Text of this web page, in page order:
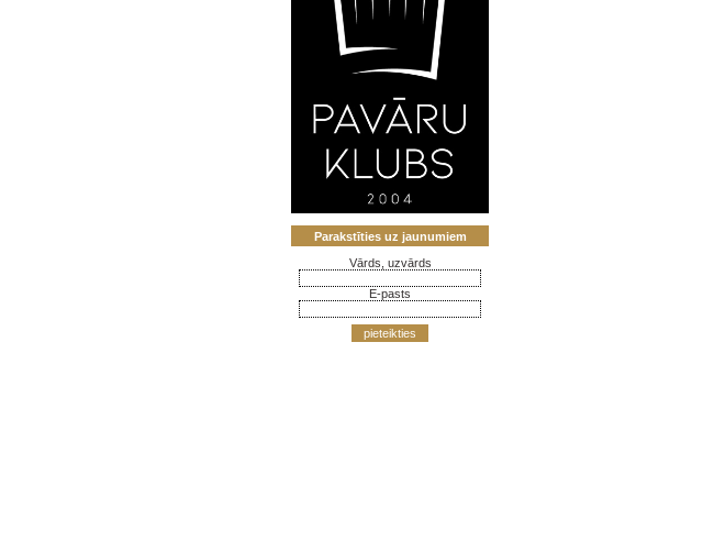
Parakstīties uz jaunumiem
Vārds, uzvārds
E-pasts
pieteikties